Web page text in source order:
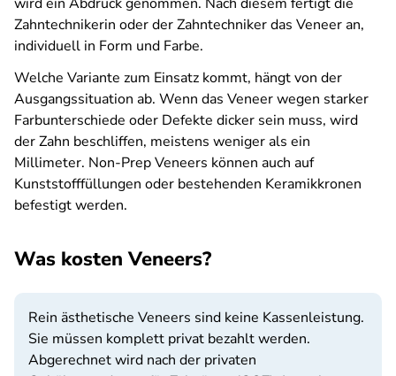
Zahntechnikerin oder der Zahntechniker das Veneer an,
individuell in Form und Farbe.
Welche Variante zum Einsatz kommt, hängt von der
Ausgangssituation ab. Wenn das Veneer wegen starker
Farbunterschiede oder Defekte dicker sein muss, wird
der Zahn beschliffen, meistens weniger als ein
Millimeter. Non-Prep Veneers können auch auf
Kunststofffüllungen oder bestehenden Keramikkronen
befestigt werden.
Was kosten Veneers?
Rein ästhetische Veneers sind keine Kassenleistung.
Sie müssen komplett privat bezahlt werden.
Abgerechnet wird nach der privaten